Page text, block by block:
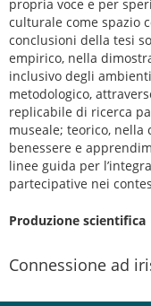
propria voce e per
culturale come spazio
conclusioni della tesi
empirico, nella
inclusivo degli
metodologico,
replicabile di ricerca
museale; teorico, nella
benessere e
linee guida per
partecipative nei
Produzione scientifica
Connessione ad